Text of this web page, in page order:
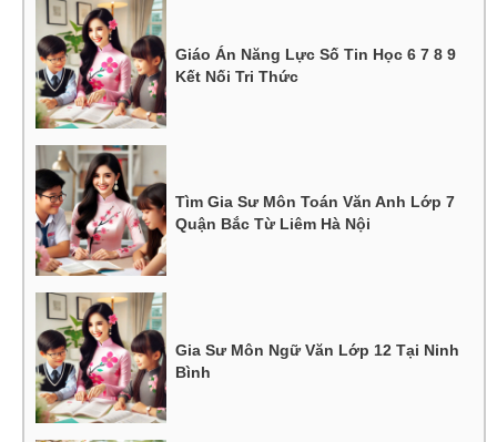
Giáo Án Năng Lực Số Tin Học 6 7 8 9
Kết Nối Tri Thức
Tìm Gia Sư Môn Toán Văn Anh Lớp 7
Quận Bắc Từ Liêm Hà Nội
Gia Sư Môn Ngữ Văn Lớp 12 Tại Ninh
Bình